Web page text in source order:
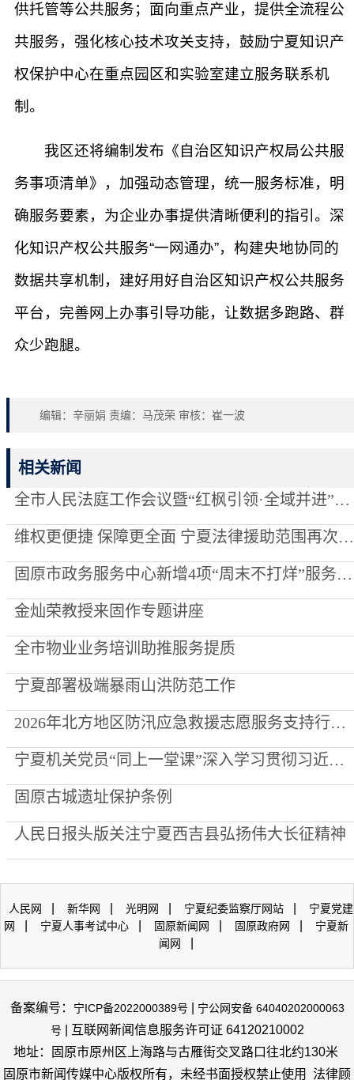
供托管等公共服务；面向重点产业，提供全流程公
共服务，强化核心技术攻关支持，鼓励宁夏知识产
权保护中心在重点园区和实验室建立服务联系机
制。
我区还将编制发布《自治区知识产权局公共服
务事项清单》，加强动态管理，统一服务标准，明
确服务要素，为企业办事提供清晰便利的指引。深
化知识产权公共服务“一网通办”，构建央地协同的
数据共享机制，建好用好自治区知识产权公共服务
平台，完善网上办事引导功能，让数据多跑路、群
众少跑腿。
编辑：辛丽娟 责编：马茂荣 审核：崔一波
相关新闻
全市人民法庭工作会议暨“红枫引领·全域并进”项目创建推进会召开
维权更便捷 保障更全面 宁夏法律援助范围再次“扩容”
固原市政务服务中心新增4项“周末不打烊”服务事项
金灿荣教授来固作专题讲座
全市物业业务培训助推服务提质
宁夏部署极端暴雨山洪防范工作
2026年北方地区防汛应急救援志愿服务支持行动走进泾源县
宁夏机关党员“同上一堂课”深入学习贯彻习近平党建思想
固原古城遗址保护条例
人民日报头版关注宁夏西吉县弘扬伟大长征精神
人民网 新华网 光明网 宁夏纪委监察厅网站
宁夏党建
网
宁夏人事考试中心 固原新闻网 固原政府网
宁夏新
闻网
备案编号： 宁ICP备2022000389号
宁公网安备 64040202000063
号 | 互联网新闻信息服务许可证 64120210002
地址：固原市原州区上海路与古雁街交叉路口往北约130米
固原市新闻传媒中心版权所有，未经书面授权禁止使用 法律顾